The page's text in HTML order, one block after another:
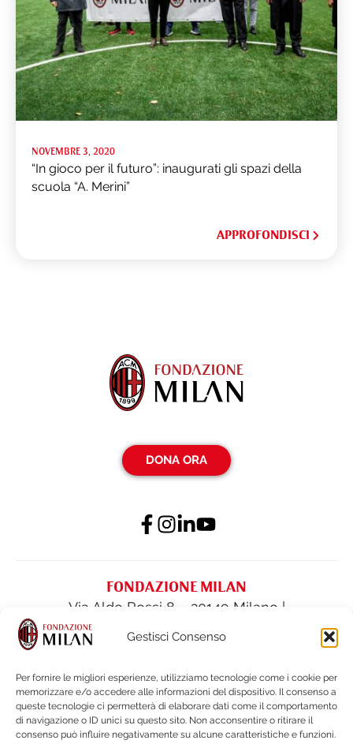
Gestisci Consenso
Per fornire le migliori esperienze, utilizziamo tecnologie come i cookie per
memorizzare e/o accedere alle informazioni del dispositivo. Il consenso a
queste tecnologie ci permetterà di elaborare dati come il comportamento
di navigazione o ID unici su questo sito. Non acconsentire o ritirare il
consenso può influire negativamente su alcune caratteristiche e funzioni.
NOVEMBRE 3, 2020
“In gioco per il futuro”: inaugurati gli spazi della
scuola “A. Merini”
APPROFONDISCI
DONA ORA
FONDAZIONE MILAN
Via Aldo Rossi 8 – 20149 Milano |
fondazione@acmilan.com
62284522
PRIVACY POLICY
COOKIE POLICY
BILANCI E DOCUMENTI